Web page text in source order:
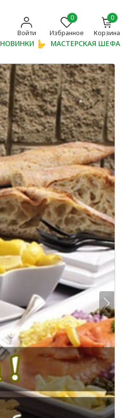
Войти
0
Избранное
0
Корзина
НОВИНКИ МАСТЕРСКАЯ ШЕФА